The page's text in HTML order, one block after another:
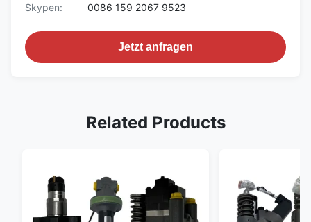
Skypen:
0086 159 2067 9523
Jetzt anfragen
Related Products